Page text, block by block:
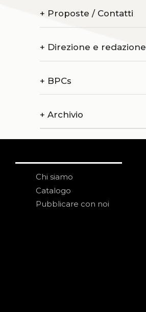
+ Proposte / Contatti
+ Direzione e redazione
+ BPCs
+ Archivio
Chi siamo
Catalogo
Pubblicare con noi